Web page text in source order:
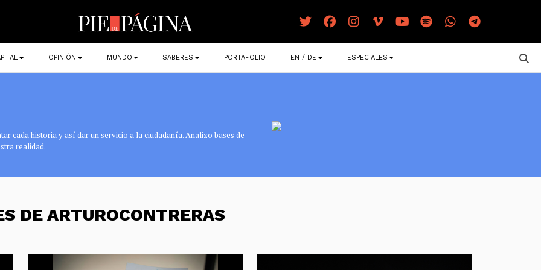
OPINIÓN MUNDO SABERES PORTAFOLIO EN / DE ESPECIALES
cada historia y así dar un servicio a la ciudadanía. Analizo bases de
realidad.
DE ARTUROCONTRERAS